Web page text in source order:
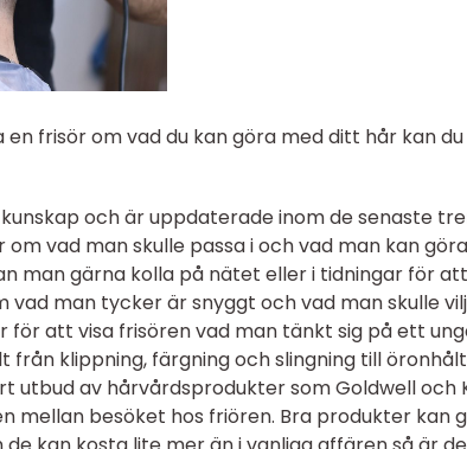
frisör om vad du kan göra med ditt hår kan
och är uppdaterade inom de senaste
vad man skulle passa i och vad man kan
man gärna kolla på nätet eller i tidningar för
man tycker är snyggt och vad man skulle
för att visa frisören vad man tänkt sig på ett
från klippning, färgning och slingning till
utbud av hårvårdsprodukter som Goldwell och
mellan besöket hos friören. Bra produkter kan